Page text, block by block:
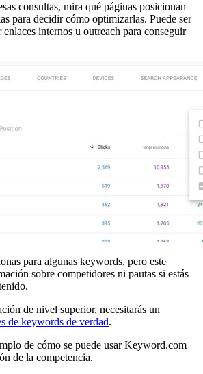
consultas, mira qué páginas posicionan
para decidir cómo optimizarlas. Puede ser
internos u outreach para conseguir
para algunas keywords, pero este
sobre competidores ni pautas si estás
de nivel superior, necesitarás un
de keywords de verdad.
de cómo se puede usar Keyword.com
de la competencia.